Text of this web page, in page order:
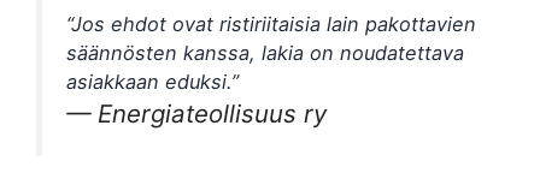
“Jos ehdot ovat ristiriitaisia lain pakottavien
säännösten kanssa, lakia on noudatettava
asiakkaan eduksi.”
— Energiateollisuus ry